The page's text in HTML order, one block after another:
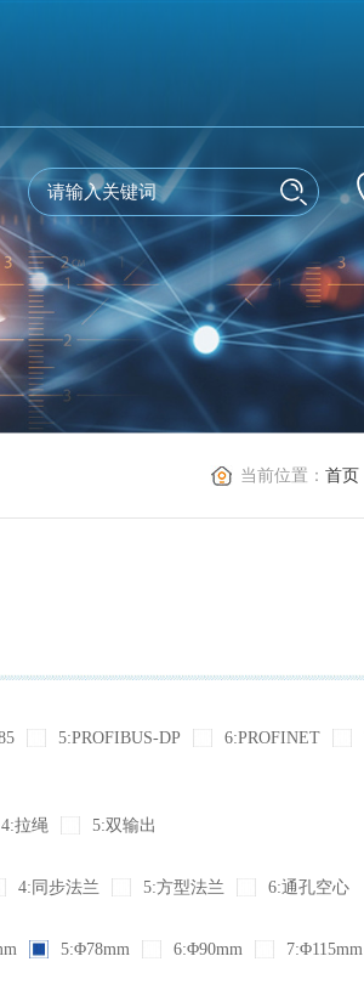
当前位置：首页
5:PROFIBUS-DP 6:PROFINET
4:拉绳 5:双输出
4:同步法兰 5:方型法兰 6:通孔空心
5:Φ78mm 6:Φ90mm 7:Φ115mm